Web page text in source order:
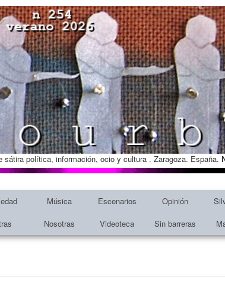
política, información, ocio y cultura . Zaragoza. España.
Música Escenarios Opinión
Nosotras Videoteca Sin barreras